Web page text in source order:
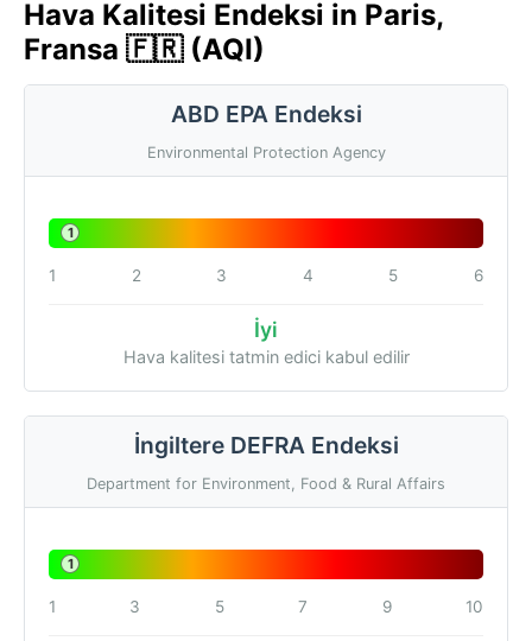
Hava Kalitesi Endeksi in Paris,
Fransa 🇫🇷 (AQI)
ABD EPA Endeksi
Environmental Protection Agency
1
1 2 3 4 5 6
İyi
Hava kalitesi tatmin edici kabul edilir
İngiltere DEFRA Endeksi
Department for Environment, Food & Rural Affairs
1
1 3 5 7 9 10